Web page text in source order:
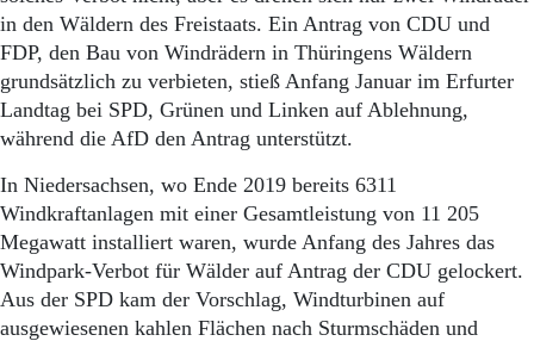
in den Wäldern des Freistaats. Ein Antrag von CDU und
FDP, den Bau von Windrädern in Thüringens Wäldern
grundsätzlich zu verbieten, stieß Anfang Januar im Erfurter
Landtag bei SPD, Grünen und Linken auf Ablehnung,
während die AfD den Antrag unterstützt.
In Niedersachsen, wo Ende 2019 bereits 6311
Windkraftanlagen mit einer Gesamtleistung von 11 205
Megawatt installiert waren, wurde Anfang des Jahres das
Windpark-Verbot für Wälder auf Antrag der CDU gelockert.
Aus der SPD kam der Vorschlag, Windturbinen auf
ausgewiesenen kahlen Flächen nach Sturmschäden und